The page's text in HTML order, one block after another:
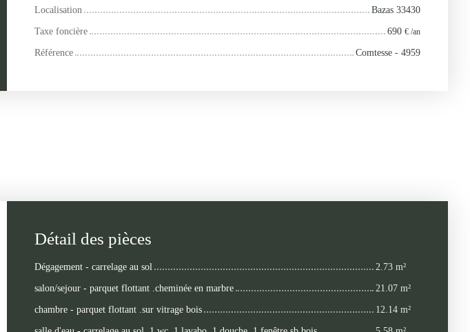
Localisation
Bazas 33430
Taxe foncière
690 € /an
Référence Comtesse - 4959
Détail des pièces
Dégagement - carrelage au sol
2.73 m²
salon/sejour - parquet flottant .cheminée en marbre
21.07 m²
chambre - parquet flottant .sur vitrage bois
12.14 m²